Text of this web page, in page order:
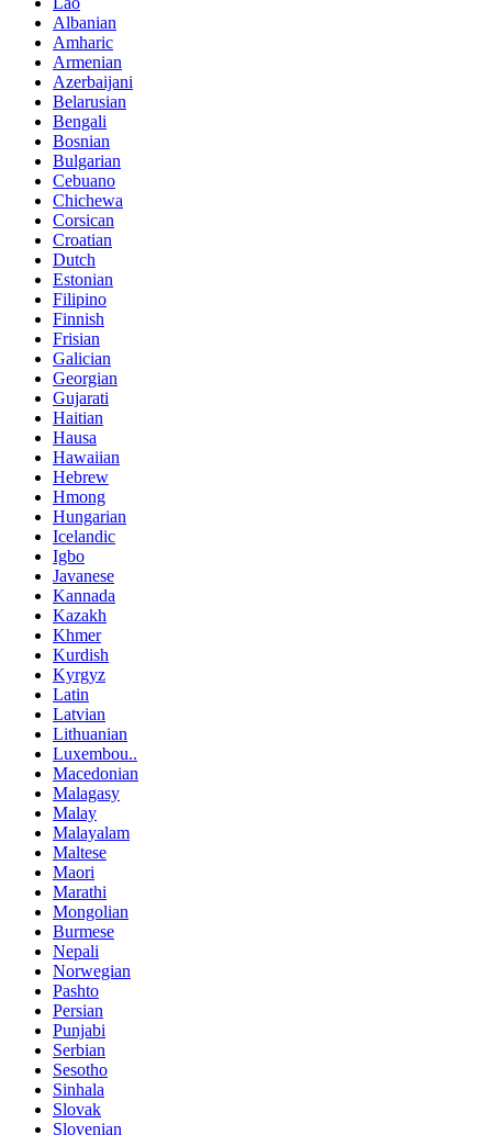
Albanian
Amharic
Armenian
Azerbaijani
Belarusian
Bengali
Bosnian
Bulgarian
Cebuano
Chichewa
Corsican
Croatian
Dutch
Estonian
Filipino
Finnish
Frisian
Galician
Georgian
Gujarati
Haitian
Hausa
Hawaiian
Hebrew
Hmong
Hungarian
Icelandic
Igbo
Javanese
Kannada
Kazakh
Khmer
Kurdish
Kyrgyz
Latin
Latvian
Lithuanian
Luxembou..
Macedonian
Malagasy
Malay
Malayalam
Maltese
Maori
Marathi
Mongolian
Burmese
Nepali
Norwegian
Pashto
Persian
Punjabi
Serbian
Sesotho
Sinhala
Slovak
Slovenian